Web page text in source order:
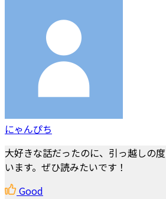
にゃんぴち
大好きな話だったのに、引っ越しの
います。ぜひ読みたいです！
Good